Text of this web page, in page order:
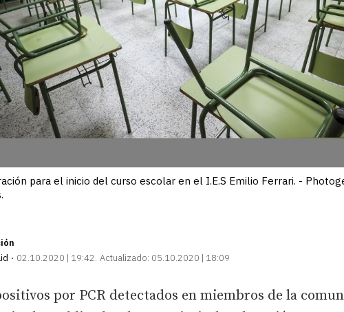
para el inicio del curso escolar en el I.E.S Emilio Ferrari. -
02.10.2020 | 19:42 Actualizado: 05.10.2020 | 18:09
por PCR detectados en miembros de la